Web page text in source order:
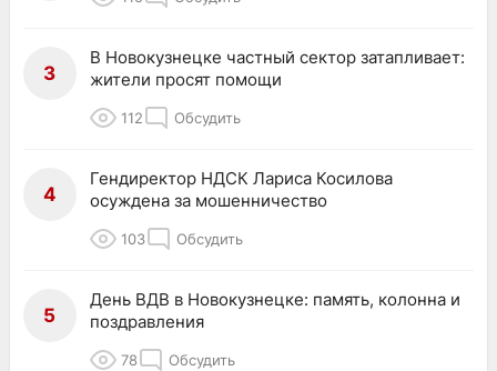
3
В Новокузнецке частный сектор затапливает:
жители просят помощи
112 Обсудить
4
Гендиректор НДСК Лариса Косилова
осуждена за мошенничество
103 Обсудить
5
День ВДВ в Новокузнецке: память, колонна и
поздравления
78 Обсудить